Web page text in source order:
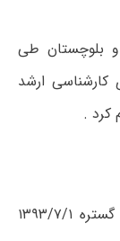
بلوچستان طی
کارشناسی ارشد
تاریخ فارغ التحصیلی دانشجو باید در گستره ۱۳۹۳/۷/۱